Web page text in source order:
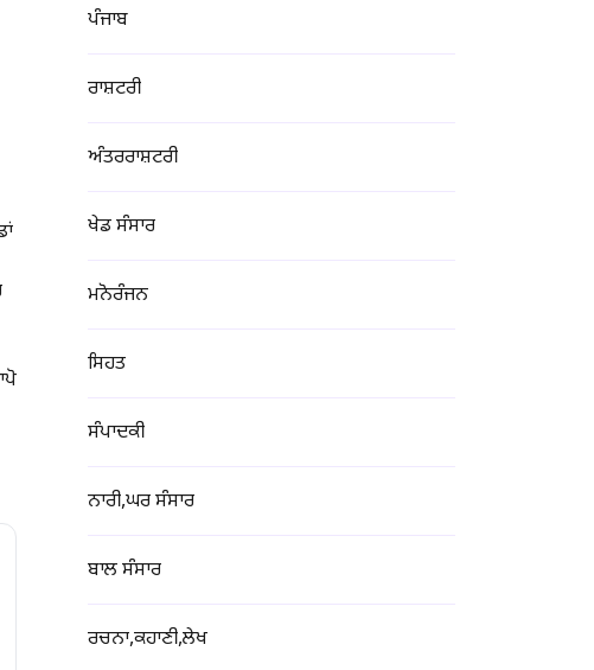
ਪੰਜਾਬ
ਰਾਸ਼ਟਰੀ
ਅੰਤਰਰਾਸ਼ਟਰੀ
ਖੇਡ ਸੰਸਾਰ
ਮਨੋਰੰਜਨ
ਸਿਹਤ
ਸੰਪਾਦਕੀ
ਨਾਰੀ,ਘਰ ਸੰਸਾਰ
ਬਾਲ ਸੰਸਾਰ
ਰਚਨਾ,ਕਹਾਣੀ,ਲੇਖ